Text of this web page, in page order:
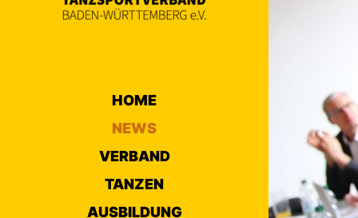
HOME
NEWS
VERBAND
TANZEN
AUSBILDUNG